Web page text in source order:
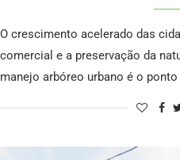
O crescimento acelerado das
comercial e a preservação da
manejo arbóreo urbano é o